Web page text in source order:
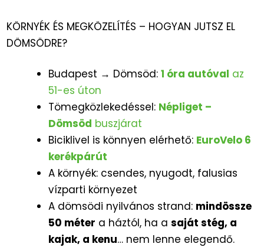
KÖRNYÉK ÉS MEGKÖZELÍTÉS – HOGYAN JUTSZ EL
DÖMSÖDRE?
Budapest → Dömsöd:1 óra autóval az
51-es úton
Tömegközlekedéssel: Népliget –
Dömsöd buszjárat
Biciklivel is könnyen elérhető: EuroVelo 6
kerékpárút
A környék: csendes, nyugodt, falusias
vízparti környezet
A dömsödi nyilvános strand: mindössze
50 méter a háztól, ha asaját stég, a
kajak, a kenu… nem lenne elegendő.